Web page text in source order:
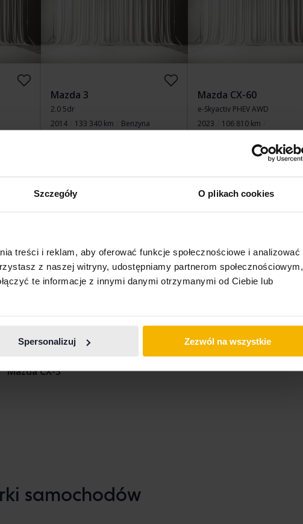
Szczegóły O plikach cookies
treści i reklam, aby oferować funkcje społecznościowe i analizować
z naszej witryny, udostępniamy partnerom społecznościowym,
te informacje z innymi danymi otrzymanymi od Ciebie lub
Spersonalizuj Zezwól na wszystkie
Mazda 3
2.0 5dr
2014
133 340 km
Benzyna
Mazda CX-60
e-Skyactiv PHEV AWD
2023
106 810 km
Mazda 6
Mazda CX-3
samochodów